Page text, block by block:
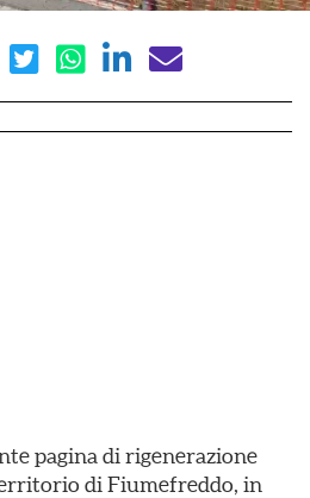
pagina di rigenerazione
di Fiumefreddo, in